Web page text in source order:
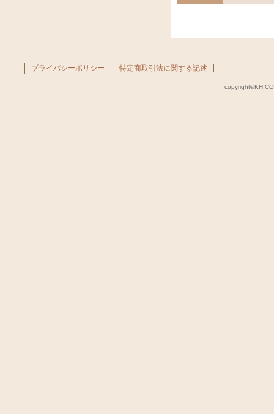
copyright©KH
プライバシーポリシー 特定商取引法に関する記述